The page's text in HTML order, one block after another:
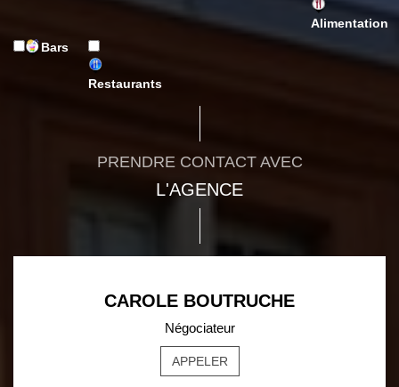
Alimentation
Bars
Restaurants
PRENDRE CONTACT AVEC
L'AGENCE
CAROLE BOUTRUCHE
Négociateur
APPELER